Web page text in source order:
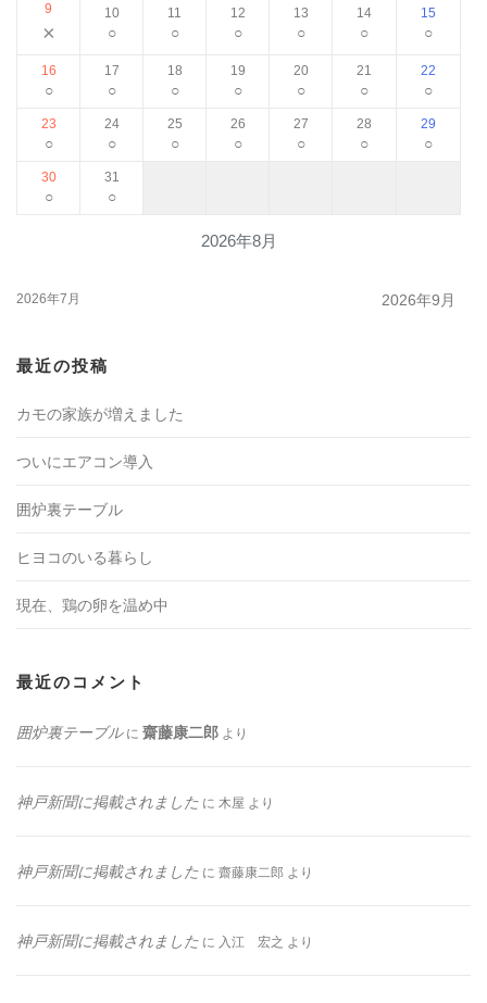
2026年8月
9
×
10
○
11
○
12
○
13
○
14
○
15
○
16
○
17
○
18
○
19
○
20
○
21
○
22
○
23
○
24
○
25
○
26
○
27
○
28
○
29
○
30
○
31
○
2026年7月 2026年9月
最近の投稿
カモの家族が増えました
ついにエアコン導入
囲炉裏テーブル
ヒヨコのいる暮らし
現在、鶏の卵を温め中
最近のコメント
囲炉裏テーブルに 齋藤康二郎 より
神戸新聞に掲載されました に 木屋 より
神戸新聞に掲載されました に 齋藤康二郎 より
神戸新聞に掲載されました に 入江 宏之 より